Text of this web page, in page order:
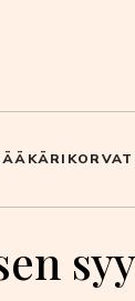
KORVAT